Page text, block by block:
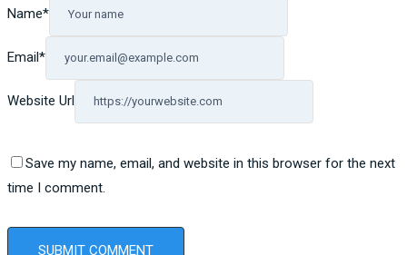
Name*
Email*
Website Url
Save my name, email, and website in this browser for the next
time I comment.